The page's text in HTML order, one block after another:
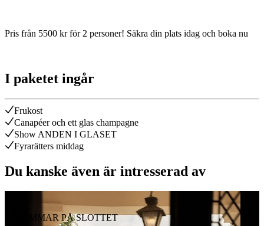
Pris från 5500 kr för 2 personer! Säkra din plats idag och boka nu
I paketet ingår
Frukost
Canapéer och ett glas champagne
Show ANDEN I GLASET
Fyrarätters middag
Du kanske även är intresserad av
SOMMAR PÅ SLOTTET